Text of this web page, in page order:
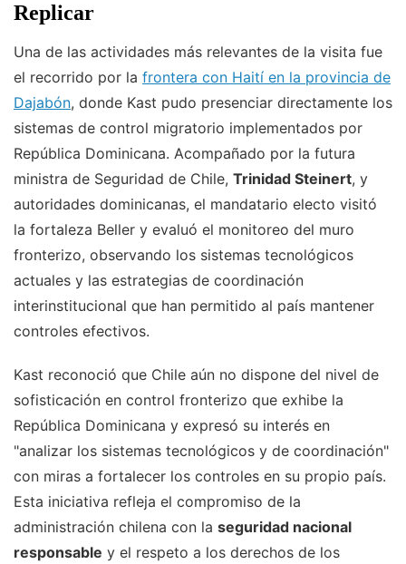
Replicar
Una de las actividades más relevantes de la visita fue
el recorrido por la frontera con Haití en la provincia de
Dajabón, donde Kast pudo presenciar directamente los
sistemas de control migratorio implementados por
República Dominicana. Acompañado por la futura
ministra de Seguridad de Chile, Trinidad Steinert, y
autoridades dominicanas, el mandatario electo visitó
la fortaleza Beller y evaluó el monitoreo del muro
fronterizo, observando los sistemas tecnológicos
actuales y las estrategias de coordinación
interinstitucional que han permitido al país mantener
controles efectivos.
Kast reconoció que Chile aún no dispone del nivel de
sofisticación en control fronterizo que exhibe la
República Dominicana y expresó su interés en
"analizar los sistemas tecnológicos y de coordinación"
con miras a fortalecer los controles en su propio país.
Esta iniciativa refleja el compromiso de la
administración chilena con la seguridad nacional
responsable y el respeto a los derechos de los